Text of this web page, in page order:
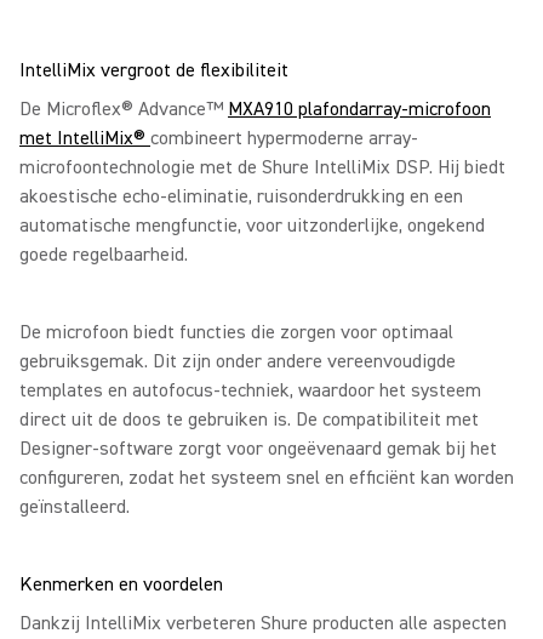
IntelliMix vergroot de flexibiliteit
De Microflex® Advance™ MXA910 plafondarray-microfoon
met IntelliMix® combineert hypermoderne array-
microfoontechnologie met de Shure IntelliMix DSP. Hij biedt
akoestische echo-eliminatie, ruisonderdrukking en een
automatische mengfunctie, voor uitzonderlijke, ongekend
goede regelbaarheid.
De microfoon biedt functies die zorgen voor optimaal
gebruiksgemak. Dit zijn onder andere vereenvoudigde
templates en autofocus-techniek, waardoor het systeem
direct uit de doos te gebruiken is. De compatibiliteit met
Designer-software zorgt voor ongeëvenaard gemak bij het
configureren, zodat het systeem snel en efficiënt kan worden
geïnstalleerd.
Kenmerken en voordelen
Dankzij IntelliMix verbeteren Shure producten alle aspecten